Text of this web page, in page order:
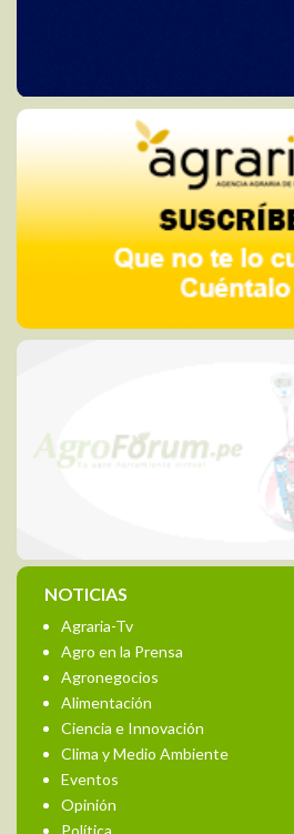
NOTICIAS
Agraria-Tv
Agro en la Prensa
Agronegocios
Alimentación
Ciencia e Innovación
Clima y Medio Ambiente
Eventos
Opinión